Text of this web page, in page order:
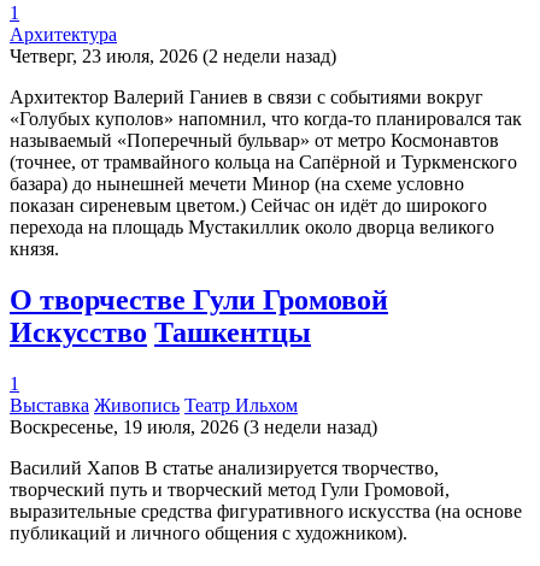
1
Архитектура
Четверг, 23 июля, 2026 (2 недели назад)
Архитектор Валерий Ганиев в связи с событиями вокруг
«Голубых куполов» напомнил, что когда-то планировался так
называемый «Поперечный бульвар» от метро Космонавтов
(точнее, от трамвайного кольца на Сапёрной и Туркменского
базара) до нынешней мечети Минор (на схеме условно
показан сиреневым цветом.) Сейчас он идёт до широкого
перехода на площадь Мустакиллик около дворца великого
князя.
О творчестве Гули Громовой
Искусство Ташкентцы
1
Выставка Живопись Театр Ильхом
Воскресенье, 19 июля, 2026 (3 недели назад)
Василий Хапов В статье анализируется творчество,
творческий путь и творческий метод Гули Громовой,
выразительные средства фигуративного искусства (на основе
публикаций и личного общения с художником).